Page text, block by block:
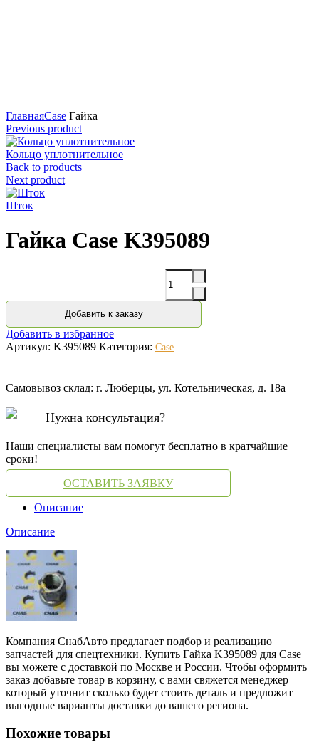
ГлавнаяCase Гайка
Previous product
Кольцо уплотнительное
Back to products
Next product
Шток
Гайка Case K395089
Количество
Добавить к заказу
Добавить в избранное
Артикул: K395089 Категория: Case
Самовывоз склад: г. Люберцы, ул. Котельническая, д. 18а
Нужна консультация?
Наши специалисты вам помогут бесплатно в кратчайшие
сроки!
ОСТАВИТЬ ЗАЯВКУ
Описание
Описание
Компания СнабАвто предлагает подбор и реализацию
запчастей для спецтехники. Купить Гайка K395089 для Case
вы можете с доставкой по Москве и России. Чтобы оформить
заказ добавьте товар в корзину, с вами свяжется менеджер
который уточнит сколько будет стоить деталь и предложит
выгодные варианты доставки до вашего региона.
Похожие товары